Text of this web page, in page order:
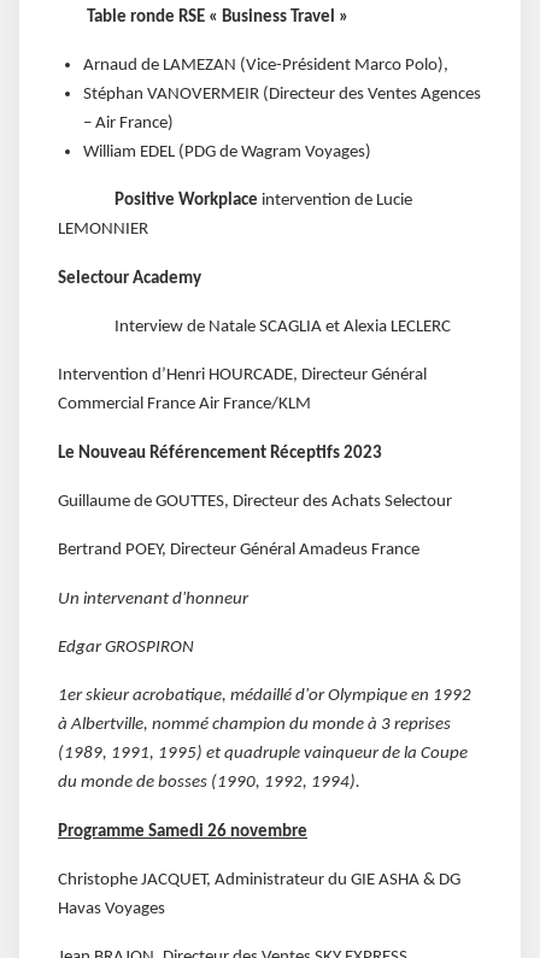
Table ronde RSE « Business Travel »
Arnaud de LAMEZAN (Vice-Président Marco Polo),
Stéphan VANOVERMEIR (Directeur des Ventes Agences
– Air France)
William EDEL (PDG de Wagram Voyages)
Positive Workplace intervention de Lucie
LEMONNIER
Selectour Academy
Interview de Natale SCAGLIA et Alexia LECLERC
Intervention d’Henri HOURCADE, Directeur Général
Commercial France Air France/KLM
Le Nouveau Référencement Réceptifs 2023
Guillaume de GOUTTES, Directeur des Achats Selectour
Bertrand POEY, Directeur Général Amadeus France
Un intervenant d'honneur
Edgar GROSPIRON
1er skieur acrobatique, médaillé d'or Olympique en 1992
à Albertville, nommé champion du monde à 3 reprises
(1989, 1991, 1995) et quadruple vainqueur de la Coupe
du monde de bosses (1990, 1992, 1994).
Programme Samedi 26 novembre
Christophe JACQUET, Administrateur du GIE ASHA & DG
Havas Voyages